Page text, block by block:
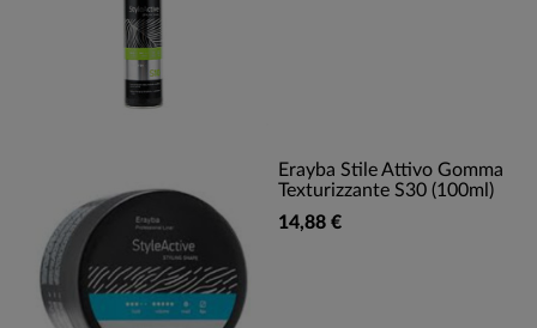
Erayba Stile Attivo Gomma
Texturizzante S30 (100ml)
14,88 €